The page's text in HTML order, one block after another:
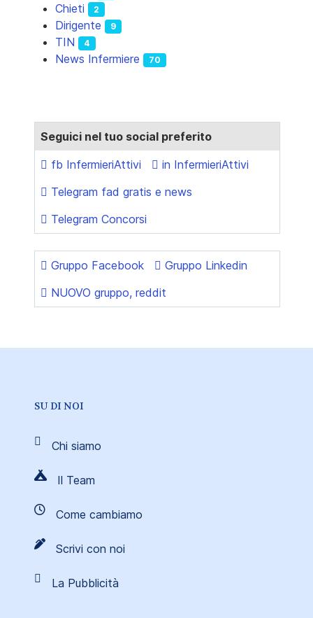
Chieti 2
Dirigente 9
TIN 4
News Infermiere 70
Seguici nel tuo social preferito
fb InfermieriAttivi
in InfermieriAttivi
Telegram fad gratis e news
Telegram Concorsi
Gruppo Facebook
Gruppo Linkedin
NUOVO gruppo, reddit
SU DI NOI
Chi siamo
Il Team
Come cambiamo
Scrivi con noi
La Pubblicità